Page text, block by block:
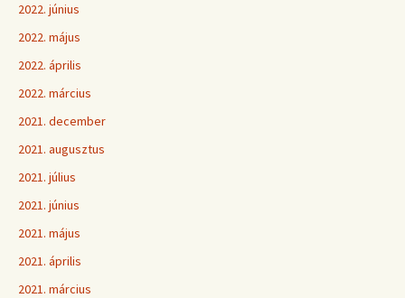
2022. június
2022. május
2022. április
2022. március
2021. december
2021. augusztus
2021. július
2021. június
2021. május
2021. április
2021. március